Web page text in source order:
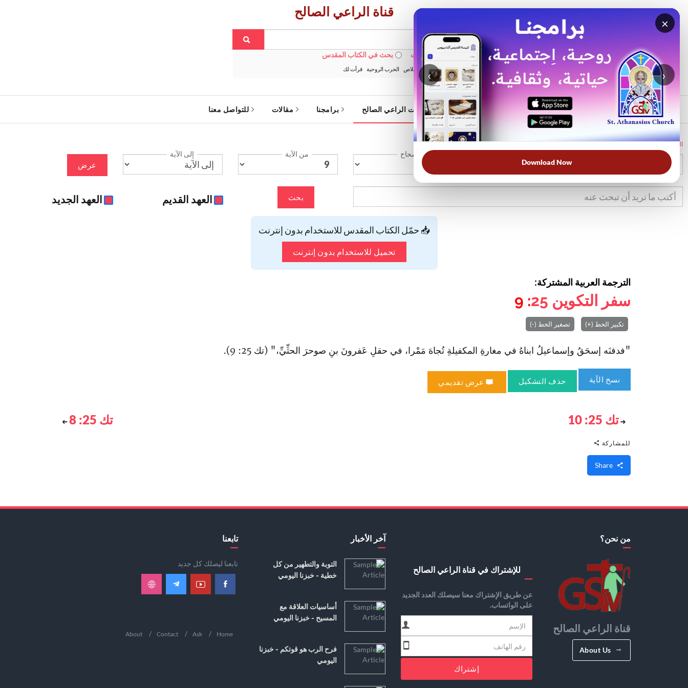
×
‹ ›
Download Now
قناة الراعي الصالح
بحث في الويبسايت بحث في الكتاب المقدس
الأكثر بحثًا: خبزنا اليومي الخلاص الحرب الروحية قرأت لك
الرئيسية خدمات الراعي الصالح برامجنا مقالات للتواصل معنا
الرئيسية
الإصحاح من الآية إلى الآية
عرض
بحث العهد القديم العهد الجديد
📥 حمّل الكتاب المقدس للاستخدام بدون إنترنت
تحميل للاستخدام بدون إنترنت
الترجمة العربية المشتركة:
سفر التكوين 25
: 9
تكبير الخط (+) تصغير الخط (-)
"فدفنَه إسحَقُ وإسماعيلُ ا‏بناهُ في مغارةِ المكفيلةِ تُجاهَ مَمْرا، في حقلِ عَفرونَ بنِ صوحرَ الحثِّيِّ،" (تك 25: 9).
نسخ الآية حذف التشكيل عرض تقديمي
تك 25: 10 تك 25: 8
للمشاركة
من نحن؟
قناة الراعي الصالح
About Us
للإشتراك في قناة الراعي الصالح
عن طريق الإشتراك معنا سيصلك العدد الجديد
على الواتساب.
إشتراك
آخر الأخبار
التوبة والتطهير من كل
خطية - خبزنا اليومي
أساسيات العلاقة مع
المسيح - خبزنا اليومي
فرح الرب هو قوتكم - خبزنا
اليومي
تابعنا
تابعنا ليصلك كل جديد
Home
Ask
Contact
About